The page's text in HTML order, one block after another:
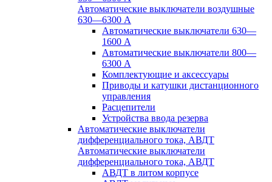
Автоматические выключатели воздушные
630—6300 А
Автоматические выключатели 630—
1600 А
Автоматические выключатели 800—
6300 А
Комплектующие и аксессуары
Приводы и катушки дистанционного
управления
Расцепители
Устройства ввода резерва
Автоматические выключатели
дифференциального тока, АВДТ
Автоматические выключатели
дифференциального тока, АВДТ
АВДТ в литом корпусе